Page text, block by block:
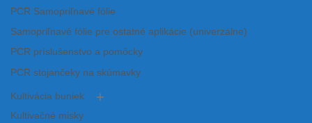
PCR Samopriľnavé fólie
Samopriľnavé fólie pre ostatné aplikácie (univerzálne)
PCR príslušenstvo a pomôcky
PCR stojančeky na skúmavky
Kultivácia buniek
Kultivačné misky